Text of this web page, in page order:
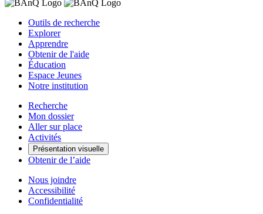
Outils de recherche
Explorer
Apprendre
Obtenir de l'aide
Éducation
Espace Jeunes
Notre institution
Recherche
Mon dossier
Aller sur place
Activités
Présentation visuelle
Obtenir de l’aide
Nous joindre
Accessibilité
Confidentialité